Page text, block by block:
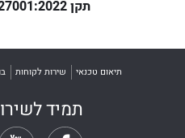
תקן ISO 27001:2022
תיאום טכנאי שירות לקוחות
תמיד